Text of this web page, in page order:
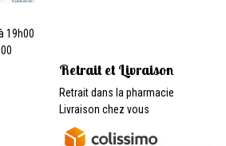
19h00
Retrait et Livraison
Retrait dans la pharmacie
Livraison chez vous